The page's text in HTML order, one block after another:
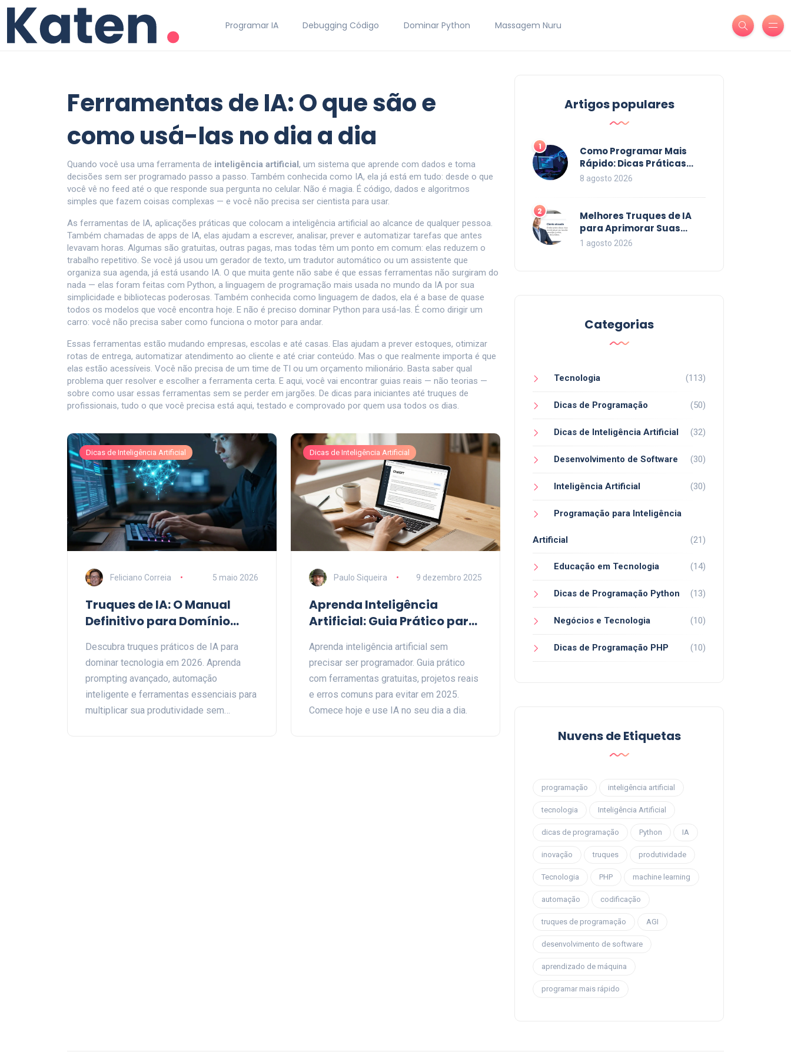
Programar IA Debugging Código Dominar Python Massagem Nuru
Ferramentas de IA: O que são e
como usá-las no dia a dia
Quando você usa uma ferramenta de inteligência artificial, um sistema que aprende com dados e toma
decisões sem ser programado passo a passo. Também conhecida como IA, ela já está em tudo: desde o que
você vê no feed até o que responde sua pergunta no celular. Não é magia. É código, dados e algoritmos
simples que fazem coisas complexas — e você não precisa ser cientista para usar.
As ferramentas de IA, aplicações práticas que colocam a inteligência artificial ao alcance de qualquer pessoa.
Também chamadas de apps de IA, elas ajudam a escrever, analisar, prever e automatizar tarefas que antes
levavam horas. Algumas são gratuitas, outras pagas, mas todas têm um ponto em comum: elas reduzem o
trabalho repetitivo. Se você já usou um gerador de texto, um tradutor automático ou um assistente que
organiza sua agenda, já está usando IA. O que muita gente não sabe é que essas ferramentas não surgiram do
nada — elas foram feitas com Python, a linguagem de programação mais usada no mundo da IA por sua
simplicidade e bibliotecas poderosas. Também conhecida como linguagem de dados, ela é a base de quase
todos os modelos que você encontra hoje. E não é preciso dominar Python para usá-las. É como dirigir um
carro: você não precisa saber como funciona o motor para andar.
Essas ferramentas estão mudando empresas, escolas e até casas. Elas ajudam a prever estoques, otimizar
rotas de entrega, automatizar atendimento ao cliente e até criar conteúdo. Mas o que realmente importa é que
elas estão acessíveis. Você não precisa de um time de TI ou um orçamento milionário. Basta saber qual
problema quer resolver e escolher a ferramenta certa. E aqui, você vai encontrar guias reais — não teorias —
sobre como usar essas ferramentas sem se perder em jargões. De dicas para iniciantes até truques de
profissionais, tudo o que você precisa está aqui, testado e comprovado por quem usa todos os dias.
Dicas de Inteligência Artificial
Feliciano Correia 5 maio 2026
Truques de IA: O Manual
Definitivo para Domínio
Descubra truques práticos de IA para
dominar tecnologia em 2026. Aprenda
prompting avançado, automação
inteligente e ferramentas essenciais para
multiplicar sua produtividade sem
Dicas de Inteligência Artificial
Paulo Siqueira 9 dezembro 2025
Aprenda Inteligência
Artificial: Guia Prático para
Aprenda inteligência artificial sem
precisar ser programador. Guia prático
com ferramentas gratuitas, projetos reais
e erros comuns para evitar em 2025.
Comece hoje e use IA no seu dia a dia.
Artigos populares
1
Como Programar Mais
Rápido: Dicas Práticas
para Acelerar seu Código
8 agosto 2026
2
Melhores Truques de IA
para Aprimorar Suas
Habilidades em 2026
1 agosto 2026
Categorias
Tecnologia (113)
Dicas de Programação (50)
Dicas de Inteligência Artificial (32)
Desenvolvimento de Software (30)
Inteligência Artificial (30)
Programação para Inteligência
Artificial (21)
Educação em Tecnologia (14)
Dicas de Programação Python (13)
Negócios e Tecnologia (10)
Dicas de Programação PHP (10)
Nuvens de Etiquetas
programação inteligência artificial
tecnologia Inteligência Artificial
dicas de programação Python IA
inovação truques produtividade
Tecnologia PHP machine learning
automação codificação
truques de programação AGI
desenvolvimento de software
aprendizado de máquina
programar mais rápido